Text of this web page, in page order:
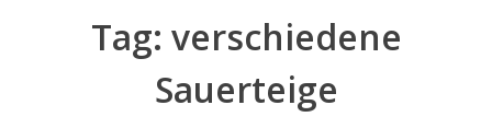
Tag: verschiedene
Sauerteige